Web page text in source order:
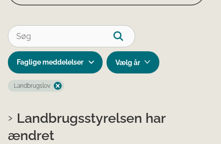
Faglige meddelelser
Landbrugslov
Landbrugsstyrelsen har
ændret